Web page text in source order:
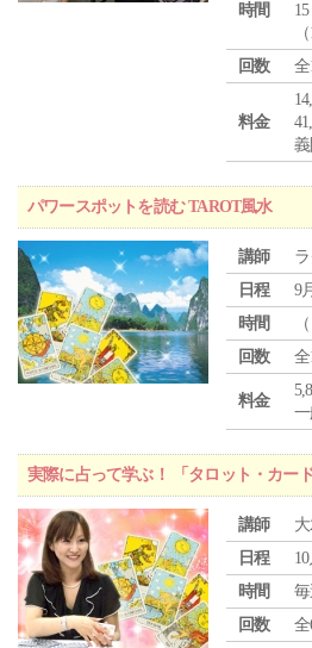
時間
回数
全
料金
義
パワースポットを読む TAROT風水
講師
日程
9
時間
（
回数
全
料金
一
実際に占って学ぶ！ 「タロット・カード
講師
日程
時間
回数
全